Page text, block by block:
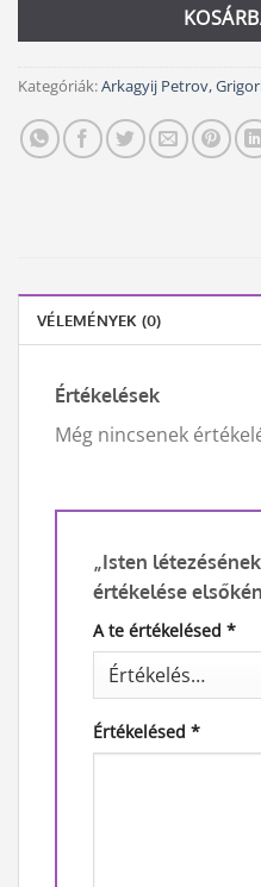
Kategóriák:Arkagyij Petrov,
VÉLEMÉNYEK (0)
Értékelések
Még nincsenek
„Isten
értékelése
A te értékelésed *
Értékelésed *